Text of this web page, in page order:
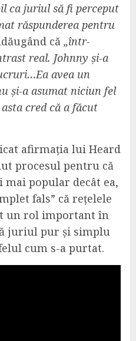
ca juriul să fi perceput
răspunderea pentru
că „într-
real. Johnny și-a
avea un
și-a asumat niciun fel
cred că a făcut
afirmația lui Heard
procesul pentru că
popular decât ea,
fals” că rețelele
un rol important în
juriul pur și simplu
cum s-a purtat.